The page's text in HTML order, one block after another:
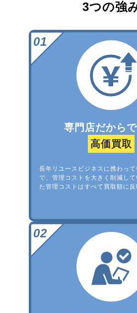
3つの強
専門店だから
高価買取
長年リユースビジネスに携わっ
で、管理コストを大きく削減し
た管理コストはすべて買取額に反